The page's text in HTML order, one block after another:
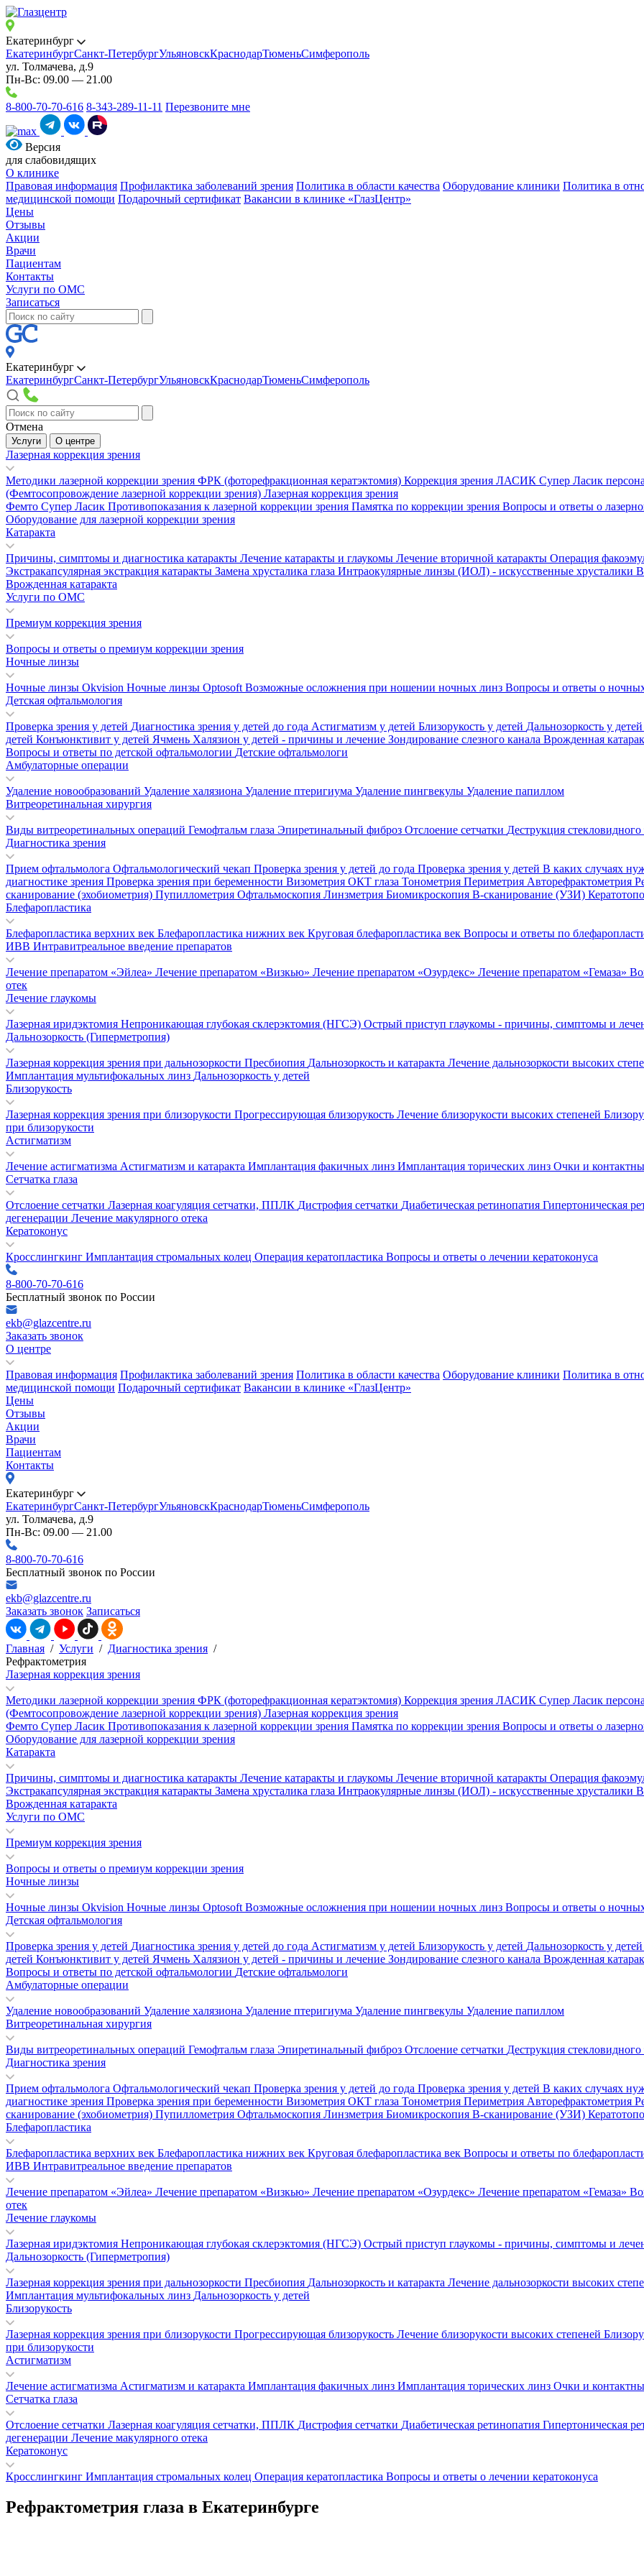
Екатеринбург
ЕкатеринбургСанкт-ПетербургУльяновскКраснодарТюменьСимферополь
ул. Толмачева, д.9
Пн-Вс: 09.00 — 21.00
8-800-70-70-616 8-343-289-11-11 Перезвоните мне
Версия
для слабовидящих
О клинике
Правовая информация Профилактика заболеваний зрения Политика в области качества Оборудование клиники Политика в
медицинской помощи Подарочный сертификат Вакансии в клинике «ГлазЦентр»
Цены
Отзывы
Акции
Врачи
Пациентам
Контакты
Услуги по ОМС
Записаться
Екатеринбург
ЕкатеринбургСанкт-ПетербургУльяновскКраснодарТюменьСимферополь
Отмена
Услуги О центре
Лазерная коррекция зрения
Методики лазерной коррекции зрения ФРК (фоторефракционная кератэктомия) Коррекция зрения ЛАСИК Супер Ласик
(Фемтосопровождение лазерной коррекции зрения) Лазерная коррекция зрения
Фемто Супер Ласик Противопоказания к лазерной коррекции зрения Памятка по коррекции зрения Вопросы и ответы о
Оборудование для лазерной коррекции зрения
Катаракта
Причины, симптомы и диагностика катаракты Лечение катаракты и глаукомы Лечение вторичной катаракты Операция
Экстракапсулярная экстракция катаракты Замена хрусталика глаза Интраокулярные линзы (ИОЛ) - искусственные хрусталики
Врожденная катаракта
Услуги по ОМС
Премиум коррекция зрения
Вопросы и ответы о премиум коррекции зрения
Ночные линзы
Ночные линзы Okvision Ночные линзы Optosoft Возможные осложнения при ношении ночных линз Вопросы и ответы о
Детская офтальмология
Проверка зрения у детей Диагностика зрения у детей до года Астигматизм у детей Близорукость у детей Дальнозоркость у детей
детей Конъюнктивит у детей Ячмень Халязион у детей - причины и лечение Зондирование слезного канала Врожденная
Вопросы и ответы по детской офтальмологии Детские офтальмологи
Амбулаторные операции
Удаление новообразований Удаление халязиона Удаление птеригиума Удаление пингвекулы Удаление папиллом
Витреоретинальная хирургия
Виды витреоретинальных операций Гемофтальм глаза Эпиретинальный фиброз Отслоение сетчатки Деструкция стекловидного
Диагностика зрения
Прием офтальмолога Офтальмологический чекап Проверка зрения у детей до года Проверка зрения у детей В каких случаях
диагностике зрения Проверка зрения при беременности Визометрия ОКТ глаза Тонометрия Периметрия Авторефрактометрия
сканирование (эхобиометрия) Пупиллометрия Офтальмоскопия Линзметрия Биомикроскопия В-сканирование (УЗИ)
Блефаропластика
Блефаропластика верхних век Блефаропластика нижних век Круговая блефаропластика век Вопросы и ответы по
ИВВ Интравитреальное введение препаратов
Лечение препаратом «Эйлеа» Лечение препаратом «Визкью» Лечение препаратом «Озурдекс» Лечение препаратом «Гемаза»
отек
Лечение глаукомы
Лазерная иридэктомия Непроникающая глубокая склерэктомия (НГСЭ) Острый приступ глаукомы - причины, симптомы и
Дальнозоркость (Гиперметропия)
Лазерная коррекция зрения при дальнозоркости Пресбиопия Дальнозоркость и катаракта Лечение дальнозоркости высоких
Имплантация мультифокальных линз Дальнозоркость у детей
Близорукость
Лазерная коррекция зрения при близорукости Прогрессирующая близорукость Лечение близорукости высоких степеней
при близорукости
Астигматизм
Лечение астигматизма Астигматизм и катаракта Имплантация факичных линз Имплантация торических линз Очки и
Сетчатка глаза
Отслоение сетчатки Лазерная коагуляция сетчатки, ППЛК Дистрофия сетчатки Диабетическая ретинопатия Гипертоническая
дегенерации Лечение макулярного отека
Кератоконус
Кросслингкинг Имплантация стромальных колец Операция кератопластика Вопросы и ответы о лечении кератоконуса
8-800-70-70-616
Бесплатный звонок по России
ekb@glazcentre.ru
Заказать звонок
О центре
Правовая информация Профилактика заболеваний зрения Политика в области качества Оборудование клиники Политика в
медицинской помощи Подарочный сертификат Вакансии в клинике «ГлазЦентр»
Цены
Отзывы
Акции
Врачи
Пациентам
Контакты
Екатеринбург
ЕкатеринбургСанкт-ПетербургУльяновскКраснодарТюменьСимферополь
ул. Толмачева, д.9
Пн-Вс: 09.00 — 21.00
8-800-70-70-616
Бесплатный звонок по России
ekb@glazcentre.ru
Заказать звонок Записаться
Главная / Услуги / Диагностика зрения /
Рефрактометрия
Лазерная коррекция зрения
Методики лазерной коррекции зрения ФРК (фоторефракционная кератэктомия) Коррекция зрения ЛАСИК Супер Ласик
(Фемтосопровождение лазерной коррекции зрения) Лазерная коррекция зрения
Фемто Супер Ласик Противопоказания к лазерной коррекции зрения Памятка по коррекции зрения Вопросы и ответы о
Оборудование для лазерной коррекции зрения
Катаракта
Причины, симптомы и диагностика катаракты Лечение катаракты и глаукомы Лечение вторичной катаракты Операция
Экстракапсулярная экстракция катаракты Замена хрусталика глаза Интраокулярные линзы (ИОЛ) - искусственные хрусталики
Врожденная катаракта
Услуги по ОМС
Премиум коррекция зрения
Вопросы и ответы о премиум коррекции зрения
Ночные линзы
Ночные линзы Okvision Ночные линзы Optosoft Возможные осложнения при ношении ночных линз Вопросы и ответы о
Детская офтальмология
Проверка зрения у детей Диагностика зрения у детей до года Астигматизм у детей Близорукость у детей Дальнозоркость у детей
детей Конъюнктивит у детей Ячмень Халязион у детей - причины и лечение Зондирование слезного канала Врожденная
Вопросы и ответы по детской офтальмологии Детские офтальмологи
Амбулаторные операции
Удаление новообразований Удаление халязиона Удаление птеригиума Удаление пингвекулы Удаление папиллом
Витреоретинальная хирургия
Виды витреоретинальных операций Гемофтальм глаза Эпиретинальный фиброз Отслоение сетчатки Деструкция стекловидного
Диагностика зрения
Прием офтальмолога Офтальмологический чекап Проверка зрения у детей до года Проверка зрения у детей В каких случаях
диагностике зрения Проверка зрения при беременности Визометрия ОКТ глаза Тонометрия Периметрия Авторефрактометрия
сканирование (эхобиометрия) Пупиллометрия Офтальмоскопия Линзметрия Биомикроскопия В-сканирование (УЗИ)
Блефаропластика
Блефаропластика верхних век Блефаропластика нижних век Круговая блефаропластика век Вопросы и ответы по
ИВВ Интравитреальное введение препаратов
Лечение препаратом «Эйлеа» Лечение препаратом «Визкью» Лечение препаратом «Озурдекс» Лечение препаратом «Гемаза»
отек
Лечение глаукомы
Лазерная иридэктомия Непроникающая глубокая склерэктомия (НГСЭ) Острый приступ глаукомы - причины, симптомы и
Дальнозоркость (Гиперметропия)
Лазерная коррекция зрения при дальнозоркости Пресбиопия Дальнозоркость и катаракта Лечение дальнозоркости высоких
Имплантация мультифокальных линз Дальнозоркость у детей
Близорукость
Лазерная коррекция зрения при близорукости Прогрессирующая близорукость Лечение близорукости высоких степеней
при близорукости
Астигматизм
Лечение астигматизма Астигматизм и катаракта Имплантация факичных линз Имплантация торических линз Очки и
Сетчатка глаза
Отслоение сетчатки Лазерная коагуляция сетчатки, ППЛК Дистрофия сетчатки Диабетическая ретинопатия Гипертоническая
дегенерации Лечение макулярного отека
Кератоконус
Кросслингкинг Имплантация стромальных колец Операция кератопластика Вопросы и ответы о лечении кератоконуса
Рефрактометрия глаза в Екатеринбурге